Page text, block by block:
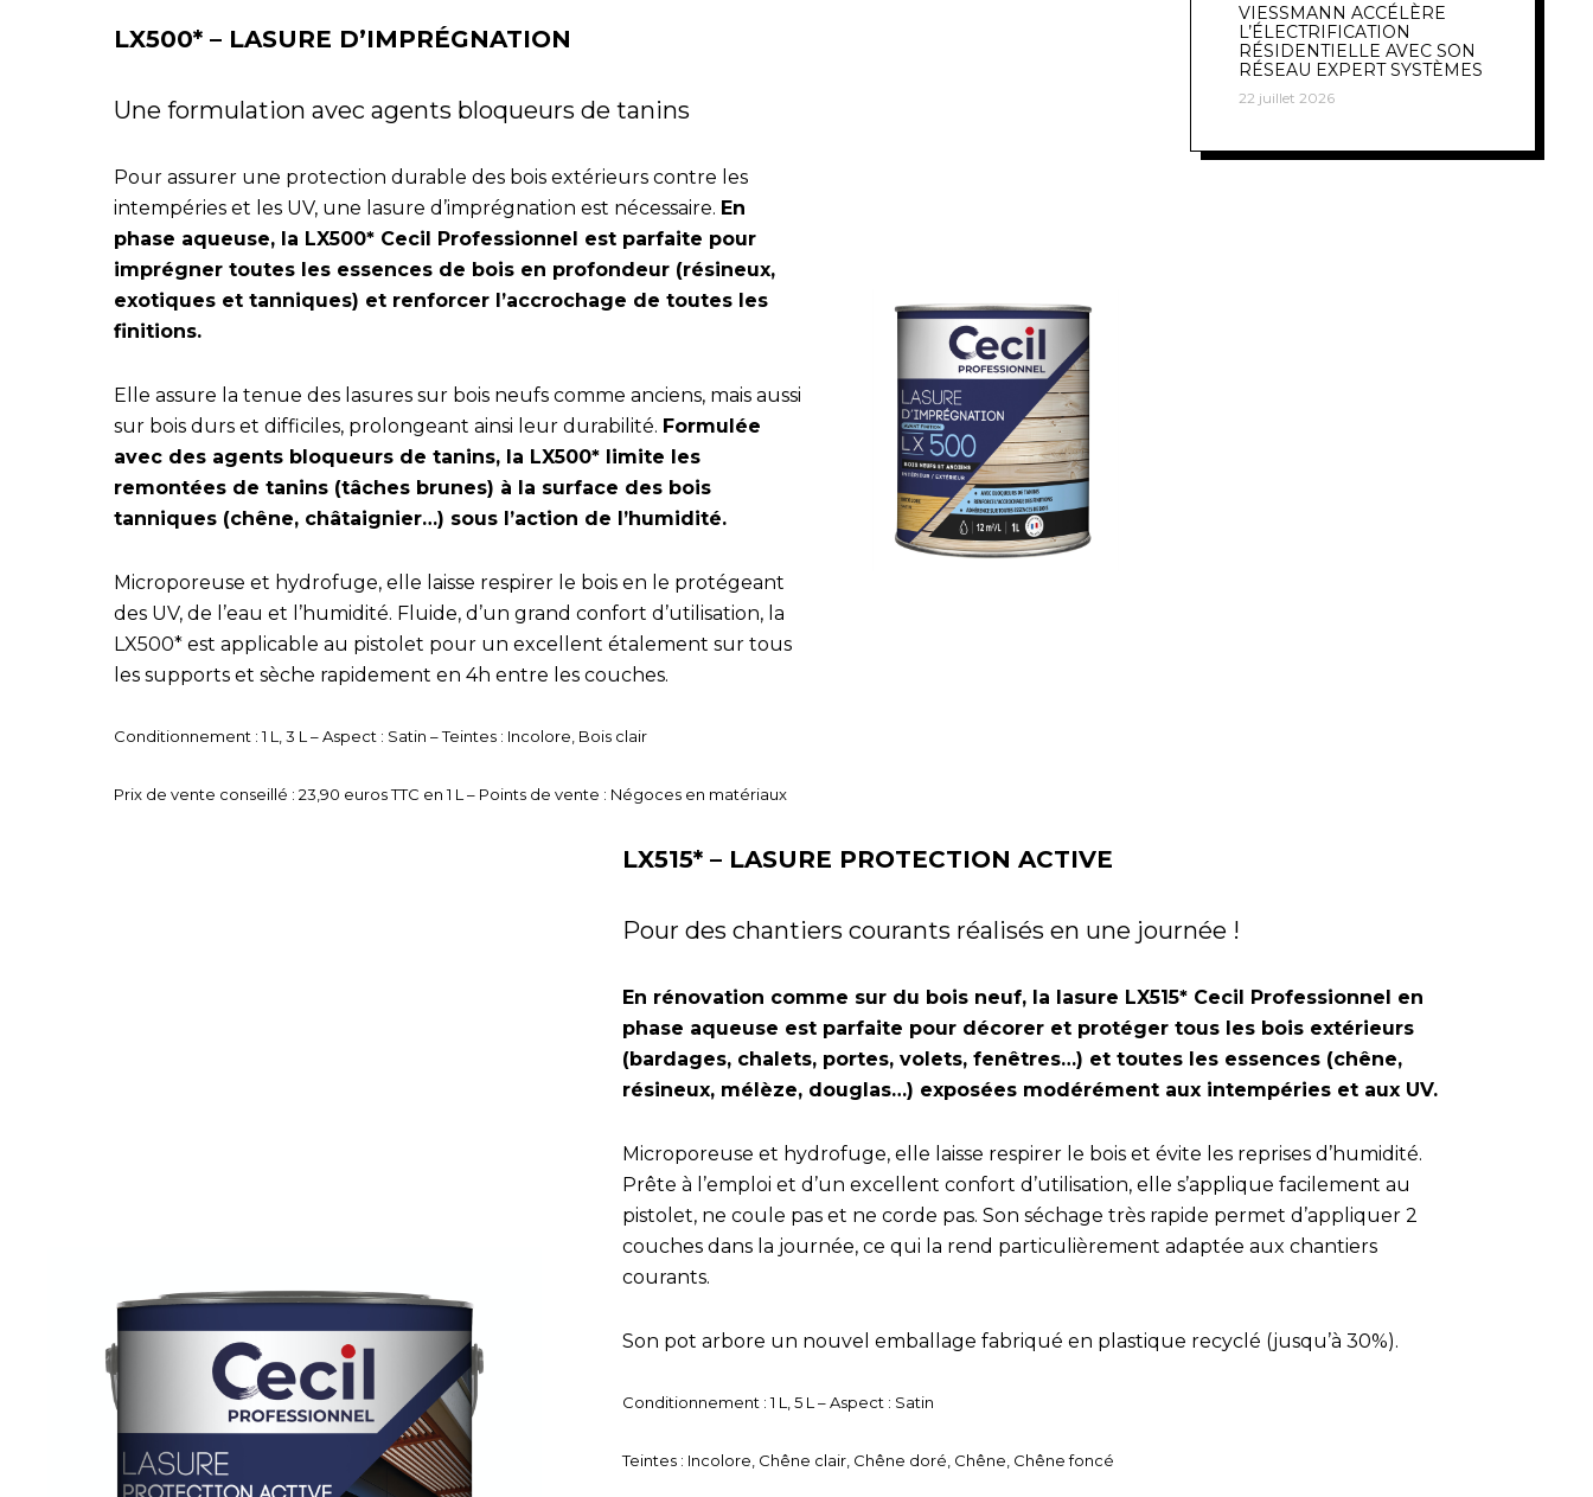
LX500* – LASURE D’IMPRÉGNATION
Une formulation avec agents bloqueurs de tanins
Pour assurer une protection durable des bois extérieurs contre les
intempéries et les UV, une lasure d’imprégnation est nécessaire. En
phase aqueuse, la LX500* Cecil Professionnel est parfaite pour
imprégner toutes les essences de bois en profondeur (résineux,
exotiques et tanniques) et renforcer l’accrochage de toutes les
finitions.
Elle assure la tenue des lasures sur bois neufs comme anciens, mais aussi
sur bois durs et difficiles, prolongeant ainsi leur durabilité. Formulée
avec des agents bloqueurs de tanins, la LX500* limite les
remontées de tanins (tâches brunes) à la surface des bois
tanniques (chêne, châtaignier…) sous l’action de l’humidité.
Microporeuse et hydrofuge, elle laisse respirer le bois en le protégeant
des UV, de l’eau et l’humidité. Fluide, d’un grand confort d’utilisation, la
LX500* est applicable au pistolet pour un excellent étalement sur tous
les supports et sèche rapidement en 4h entre les couches.
Conditionnement : 1 L, 3 L – Aspect : Satin – Teintes : Incolore, Bois clair
Prix de vente conseillé : 23,90 euros TTC en 1 L – Points de vente : Négoces en matériaux
LX515* – LASURE PROTECTION ACTIVE
Pour des chantiers courants réalisés en une journée !
En rénovation comme sur du bois neuf, la lasure LX515* Cecil Professionnel en
phase aqueuse est parfaite pour décorer et protéger tous les bois extérieurs
(bardages, chalets, portes, volets, fenêtres…) et toutes les essences (chêne,
résineux, mélèze, douglas…) exposées modérément aux intempéries et aux UV.
Microporeuse et hydrofuge, elle laisse respirer le bois et évite les reprises d’humidité.
Prête à l’emploi et d’un excellent confort d’utilisation, elle s’applique facilement au
pistolet, ne coule pas et ne corde pas. Son séchage très rapide permet d’appliquer 2
couches dans la journée, ce qui la rend particulièrement adaptée aux chantiers
courants.
Son pot arbore un nouvel emballage fabriqué en plastique recyclé (jusqu’à 30%).
Conditionnement : 1 L, 5 L – Aspect : Satin
Teintes : Incolore, Chêne clair, Chêne doré, Chêne, Chêne foncé
VIESSMANN ACCÉLÈRE
L’ÉLECTRIFICATION
RÉSIDENTIELLE AVEC SON
RÉSEAU EXPERT SYSTÈMES
22 juillet 2026